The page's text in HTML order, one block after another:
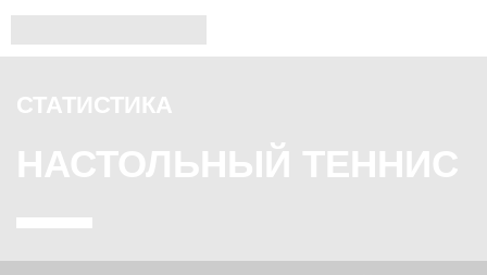
СТАТИСТИКА
НАСТОЛЬНЫЙ ТЕННИС